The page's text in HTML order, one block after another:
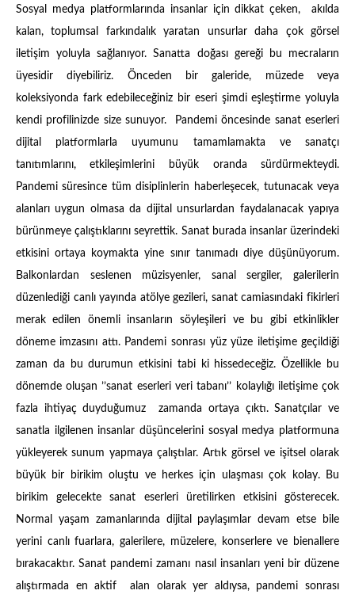
Sosyal medya platformlarında insanlar için dikkat çeken, akılda
kalan, toplumsal farkındalık yaratan unsurlar daha çok görsel
iletişim yoluyla sağlanıyor. Sanatta doğası gereği bu mecraların
üyesidir diyebiliriz. Önceden bir galeride, müzede veya
koleksiyonda fark edebileceğiniz bir eseri şimdi eşleştirme yoluyla
kendi profilinizde size sunuyor. Pandemi öncesinde sanat eserleri
dijital platformlarla uyumunu tamamlamakta ve sanatçı
tanıtımlarını, etkileşimlerini büyük oranda sürdürmekteydi.
Pandemi süresince tüm disiplinlerin haberleşecek, tutunacak veya
alanları uygun olmasa da dijital unsurlardan faydalanacak yapıya
bürünmeye çalıştıklarını seyrettik. Sanat burada insanlar üzerindeki
etkisini ortaya koymakta yine sınır tanımadı diye düşünüyorum.
Balkonlardan seslenen müzisyenler, sanal sergiler, galerilerin
düzenlediği canlı yayında atölye gezileri, sanat camiasındaki fikirleri
merak edilen önemli insanların söyleşileri ve bu gibi etkinlikler
döneme imzasını attı. Pandemi sonrası yüz yüze iletişime geçildiği
zaman da bu durumun etkisini tabi ki hissedeceğiz. Özellikle bu
dönemde oluşan ’’sanat eserleri veri tabanı’’ kolaylığı iletişime çok
fazla ihtiyaç duyduğumuz zamanda ortaya çıktı. Sanatçılar ve
sanatla ilgilenen insanlar düşüncelerini sosyal medya platformuna
yükleyerek sunum yapmaya çalıştılar. Artık görsel ve işitsel olarak
büyük bir birikim oluştu ve herkes için ulaşması çok kolay. Bu
birikim gelecekte sanat eserleri üretilirken etkisini gösterecek.
Normal yaşam zamanlarında dijital paylaşımlar devam etse bile
yerini canlı fuarlara, galerilere, müzelere, konserlere ve bienallere
bırakacaktır. Sanat pandemi zamanı nasıl insanları yeni bir düzene
alıştırmada en aktif alan olarak yer aldıysa, pandemi sonrası